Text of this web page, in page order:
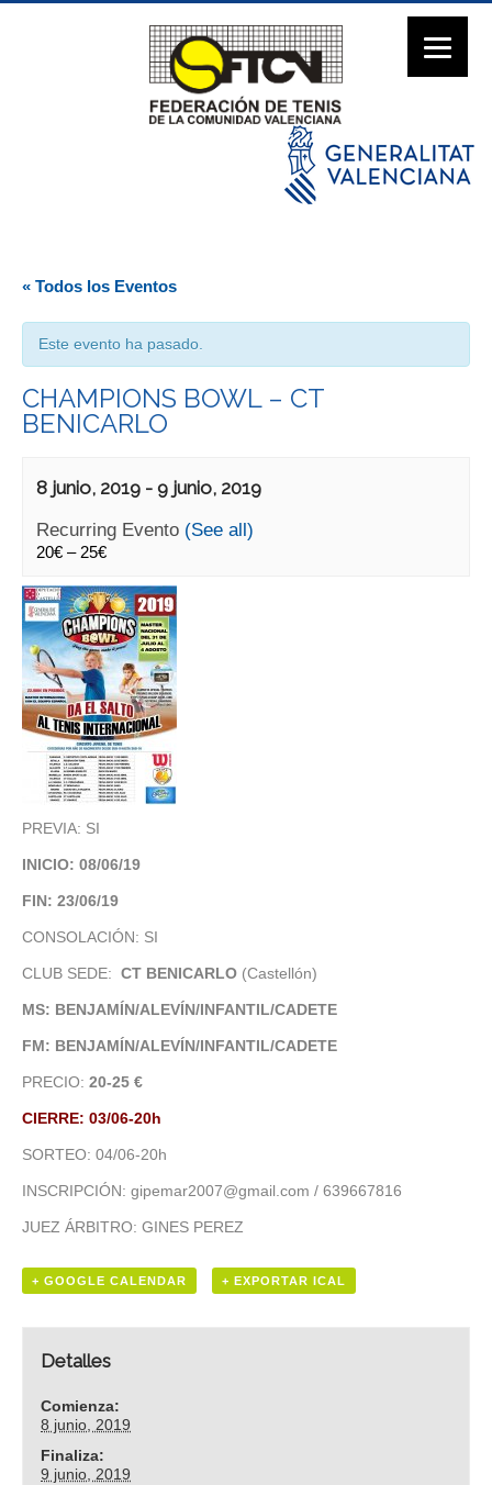
« Todos los Eventos
Este evento ha pasado.
CHAMPIONS BOWL – CT
BENICARLO
8 junio, 2019 - 9 junio, 2019
Recurring Evento (See all)
20€ – 25€
PREVIA: SI
INICIO: 08/06/19
FIN: 23/06/19
CONSOLACIÓN: SI
CLUB SEDE: CT BENICARLO (Castellón)
MS: BENJAMÍN/ALEVÍN/INFANTIL/CADETE
FM: BENJAMÍN/ALEVÍN/INFANTIL/CADETE
PRECIO: 20-25 €
CIERRE: 03/06-20h
SORTEO: 04/06-20h
INSCRIPCIÓN: gipemar2007@gmail.com / 639667816
JUEZ ÁRBITRO: GINES PEREZ
+ GOOGLE CALENDAR + EXPORTAR ICAL
Detalles
Comienza:
8 junio, 2019
Finaliza:
9 junio, 2019